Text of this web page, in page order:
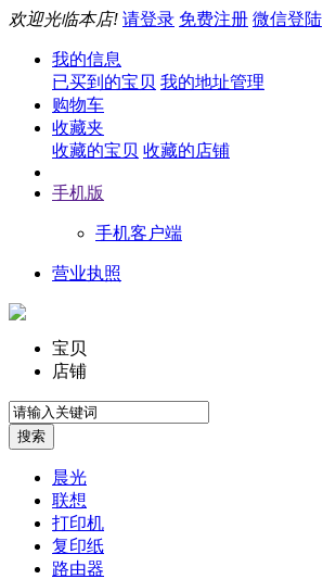
欢迎光临本店! 请登录 免费注册 微信登陆
我的信息
已买到的宝贝 我的地址管理
购物车
收藏夹
收藏的宝贝 收藏的店铺
手机版
手机客户端
营业执照
宝贝
店铺
晨光
联想
打印机
复印纸
路由器